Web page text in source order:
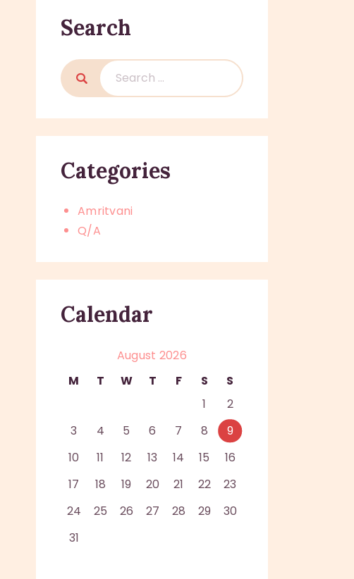
Search
Search
for:
Categories
Amritvani
Q/A
Calendar
August 2026
M
T W T F S
S
1
2
3
4 5 6 7 8
9
10
11 12 13 14 15
16
17
18 19 20 21 22
23
24
25 26 27 28 29
30
31